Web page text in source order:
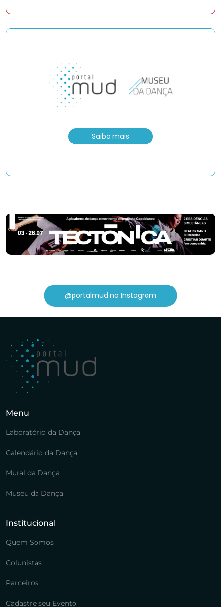
Saiba mais
@portalmud no Instagram
Menu
Laboratório da Dança
Calendário da Dança
Mural da Dança
Museu da Dança
Institucional
Quem Somos
Colunistas
Parceiros
Cadastre seu Evento